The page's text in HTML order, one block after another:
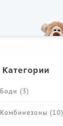
Категории
Боди (3)
Комбинезоны (10)